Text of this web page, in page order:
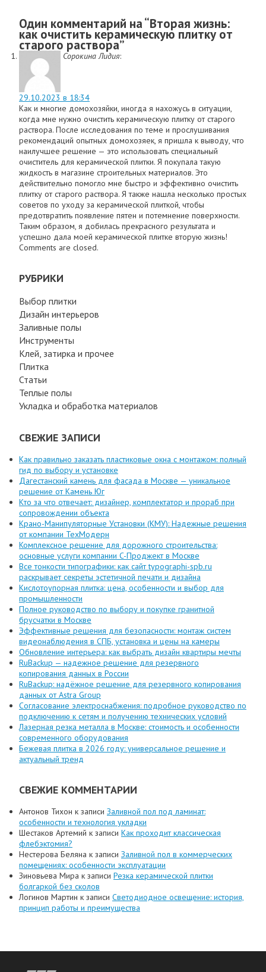
Один комментарий на “Вторая жизнь:
как очистить керамическую плитку от
старого раствора”
Сорокина Лидия:
29.10.2023 в 18:34
Как и многие домохозяйки, иногда я нахожусь в ситуации,
когда мне нужно очистить керамическую плитку от старого
раствора. После исследования по теме и прослушивания
рекомендаций опытных домохозяек, я пришла к выводу, что
наилучшее решение — это использовать специальный
очиститель для керамической плитки. Я покупала такую
жидкость в магазине строительных материалов. Это
действительно помогло мне быстро и эффективно очистить
плитку от старого раствора. Я также нашла несколько простых
советов по уходу за керамической плиткой, чтобы
предотвратить появление пятен и потемнение поверхности.
Таким образом, я добилась прекрасного результата и
успешно дала моей керамической плитке вторую жизнь!
Comments are closed.
РУБРИКИ
Выбор плитки
Дизайн интерьеров
Заливные полы
Инструменты
Клей, затирка и прочее
Плитка
Статьи
Теплые полы
Укладка и обработка материалов
СВЕЖИЕ ЗАПИСИ
Как правильно заказать пластиковые окна с монтажом: полный
гид по выбору и установке
Дагестанский камень для фасада в Москве — уникальное
решение от Камень Юг
Кто за что отвечает: дизайнер, комплектатор и прораб при
сопровождении объекта
Крано-Манипуляторные Установки (КМУ): Надежные решения
от компании ТехМодерн
Комплексное решение для дорожного строительства:
основные услуги компании C-Проджект в Москве
Все тонкости типографики: как сайт typographi-spb.ru
раскрывает секреты эстетичной печати и дизайна
Кислотоупорная плитка: цена, особенности и выбор для
промышленности
Полное руководство по выбору и покупке гранитной
брусчатки в Москве
Эффективные решения для безопасности: монтаж систем
видеонаблюдения в СПБ, установка и цены на камеры
Обновление интерьера: как выбрать дизайн квартиры мечты
RuBackup — надежное решение для резервного
копирования данных в России
RuBackup: надёжное решение для резервного копирования
данных от Astra Group
Согласование электроснабжения: подробное руководство по
подключению к сетям и получению технических условий
Лазерная резка металла в Москве: стоимость и особенности
современного оборудования
Бежевая плитка в 2026 году: универсальное решение и
актуальный тренд
СВЕЖИЕ КОММЕНТАРИИ
Антонов Тихон к записи Заливной пол под ламинат:
особенности и технология укладки
Шестаков Артемий к записи Как проходит классическая
флебэктомия?
Нестерова Беляна к записи Заливной пол в коммерческих
помещениях: особенности эксплуатации
Зиновьева Мира к записи Резка керамической плитки
болгаркой без сколов
Логинов Мартин к записи Светодиодное освещение: история,
принцип работы и преимущества